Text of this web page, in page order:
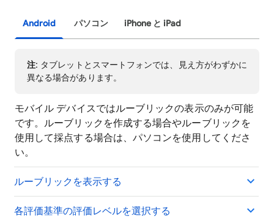
Android パソコン iPhone と iPad
注: タブレットとスマートフォンでは、見え方がわずかに
異なる場合があります。
モバイル デバイスではルーブリックの表示のみが可能
です。ルーブリックを作成する場合やルーブリックを
使用して採点する場合は、パソコンを使用してくださ
い。
ルーブリックを表示する
各評価基準の評価レベルを選択する